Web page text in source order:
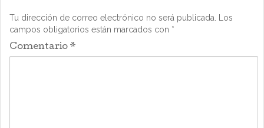
Tu dirección de correo electrónico no será publicada. Los
campos obligatorios están marcados con *
Comentario *